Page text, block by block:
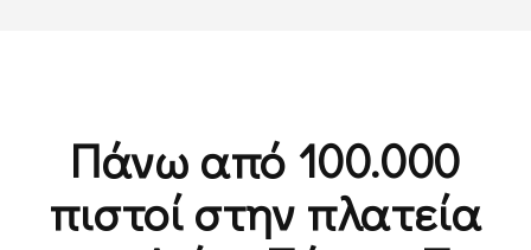
Πάνω από 100.000
πιστοί στην πλατεία